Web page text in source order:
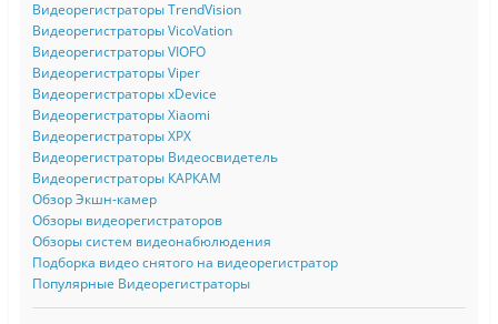
Видеорегистраторы TrendVision
Видеорегистраторы VicoVation
Видеорегистраторы VIOFO
Видеорегистраторы Viper
Видеорегистраторы xDevice
Видеорегистраторы Xiaomi
Видеорегистраторы XPX
Видеорегистраторы Видеосвидетель
Видеорегистраторы КАРКАМ
Обзор Экшн-камер
Обзоры видеорегистраторов
Обзоры систем видеонабюлюдения
Подборка видео снятого на видеорегистратор
Популярные Видеорегистраторы